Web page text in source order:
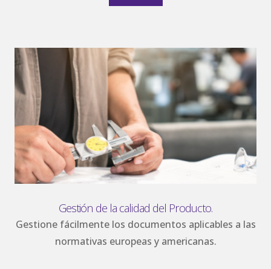
Gestión de la calidad del Producto.
Gestione fácilmente los documentos aplicables a las
normativas europeas y americanas.